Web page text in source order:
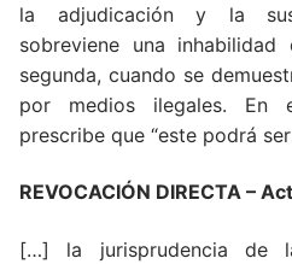
la adjudicación y la
sobreviene una
segunda, cuando se
por medios ilegales. En
prescribe que “este podrá
REVOCACIÓN DIRECTA –
[…] la jurisprudencia de